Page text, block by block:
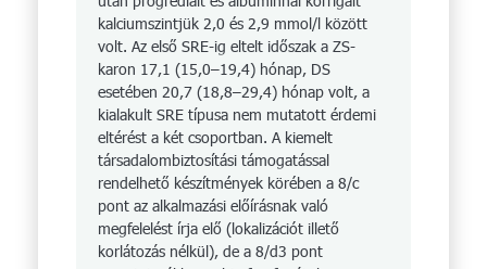
kalciumszintjük 2,0 és 2,9 mmol/l között
volt. Az első SRE-ig eltelt időszak a ZS-
karon 17,1 (15,0–19,4) hónap, DS
esetében 20,7 (18,8–29,4) hónap volt, a
kialakult SRE típusa nem mutatott érdemi
eltérést a két csoportban. A kiemelt
társadalombiztosítási támogatással
rendelhető készítmények körében a 8/c
pont az alkalmazási előírásnak való
megfelelést írja elő (lokalizációt illető
korlátozás nélkül), de a 8/d3 pont